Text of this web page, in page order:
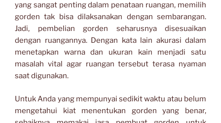
yang sangat penting dalam penataan ruangan, memilih
gorden tak bisa dilaksanakan dengan sembarangan.
Jadi, pembelian gorden seharusnya disesuaikan
dengan ruangannya. Dengan kata lain akurasi dalam
menetapkan warna dan ukuran kain menjadi satu
masalah vital agar ruangan tersebut terasa nyaman
saat digunakan.
Untuk Anda yang mempunyai sedikit waktu atau belum
mengetahui kiat menentukan gorden yang benar,